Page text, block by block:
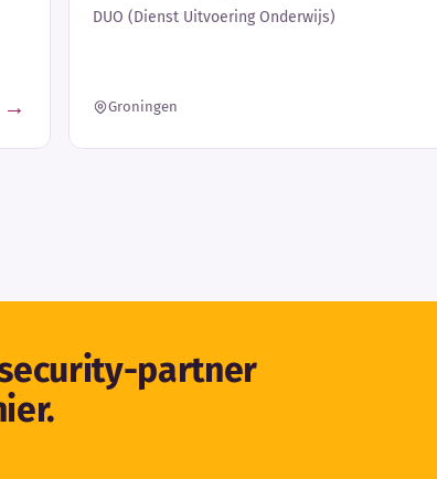
→
DUO (Dienst Uitvoering Onderwijs)
Groningen
partner